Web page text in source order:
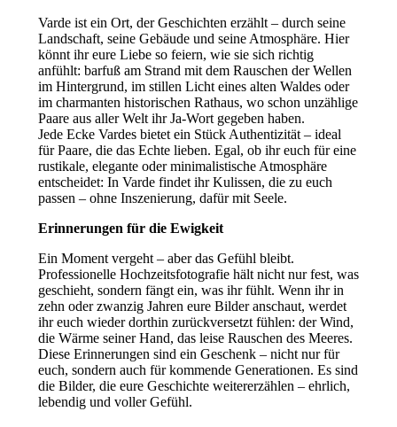
Varde ist ein Ort, der Geschichten erzählt – durch seine
Landschaft, seine Gebäude und seine Atmosphäre. Hier
könnt ihr eure Liebe so feiern, wie sie sich richtig
anfühlt: barfuß am Strand mit dem Rauschen der Wellen
im Hintergrund, im stillen Licht eines alten Waldes oder
im charmanten historischen Rathaus, wo schon unzählige
Paare aus aller Welt ihr Ja-Wort gegeben haben.
Jede Ecke Vardes bietet ein Stück Authentizität – ideal
für Paare, die das Echte lieben. Egal, ob ihr euch für eine
rustikale, elegante oder minimalistische Atmosphäre
entscheidet: In Varde findet ihr Kulissen, die zu euch
passen – ohne Inszenierung, dafür mit Seele.
Erinnerungen für die Ewigkeit
Ein Moment vergeht – aber das Gefühl bleibt.
Professionelle Hochzeitsfotografie hält nicht nur fest, was
geschieht, sondern fängt ein, was ihr fühlt. Wenn ihr in
zehn oder zwanzig Jahren eure Bilder anschaut, werdet
ihr euch wieder dorthin zurückversetzt fühlen: der Wind,
die Wärme seiner Hand, das leise Rauschen des Meeres.
Diese Erinnerungen sind ein Geschenk – nicht nur für
euch, sondern auch für kommende Generationen. Es sind
die Bilder, die eure Geschichte weitererzählen – ehrlich,
lebendig und voller Gefühl.